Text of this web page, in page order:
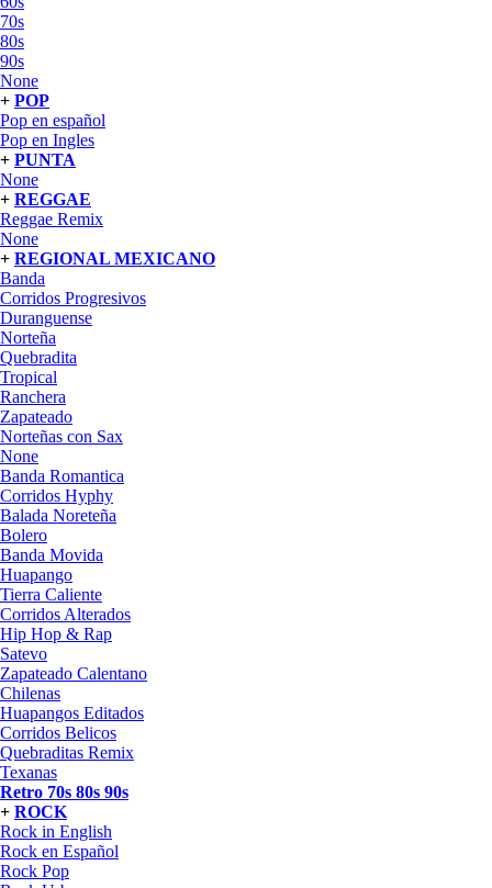
70s
80s
90s
None
+ POP
Pop en español
Pop en Ingles
+ PUNTA
None
+ REGGAE
Reggae Remix
None
+ REGIONAL MEXICANO
Banda
Corridos Progresivos
Duranguense
Norteña
Quebradita
Tropical
Ranchera
Zapateado
Norteñas con Sax
None
Banda Romantica
Corridos Hyphy
Balada Noreteña
Bolero
Banda Movida
Huapango
Tierra Caliente
Corridos Alterados
Hip Hop & Rap
Satevo
Zapateado Calentano
Chilenas
Huapangos Editados
Corridos Belicos
Quebraditas Remix
Texanas
Retro 70s 80s 90s
+ ROCK
Rock in English
Rock en Español
Rock Pop